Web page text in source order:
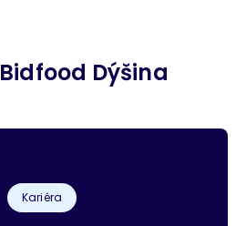
Bidfood Dýšina
Kariéra